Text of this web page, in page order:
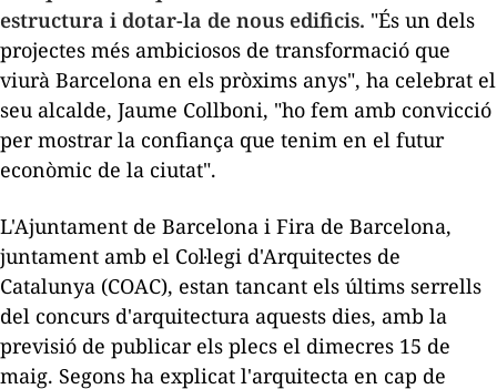
estructura i dotar-la de nous edificis. "És un dels
projectes més ambiciosos de transformació que
viurà Barcelona en els pròxims anys", ha celebrat el
seu alcalde, Jaume Collboni, "ho fem amb convicció
per mostrar la confiança que tenim en el futur
econòmic de la ciutat".
L'Ajuntament de Barcelona i Fira de Barcelona,
juntament amb el Col·legi d'Arquitectes de
Catalunya (COAC), estan tancant els últims serrells
del concurs d'arquitectura aquests dies, amb la
previsió de publicar els plecs el dimecres 15 de
maig. Segons ha explicat l'arquitecta en cap de